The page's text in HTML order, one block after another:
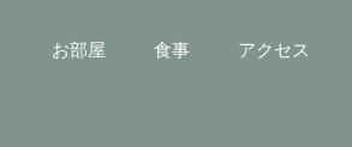
お部屋 食事 アクセス